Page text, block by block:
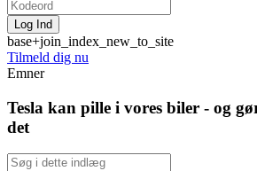
base+join_index_new_to_site
Tilmeld dig nu
Emner
Tesla kan pille i vores biler - og
det